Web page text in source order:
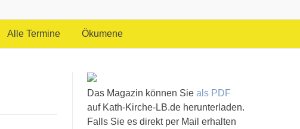
Alle Termine Ökumene
Das Magazin können Sie als PDF
auf Kath-Kirche-LB.de herunterladen.
Falls Sie es direkt per Mail erhalten